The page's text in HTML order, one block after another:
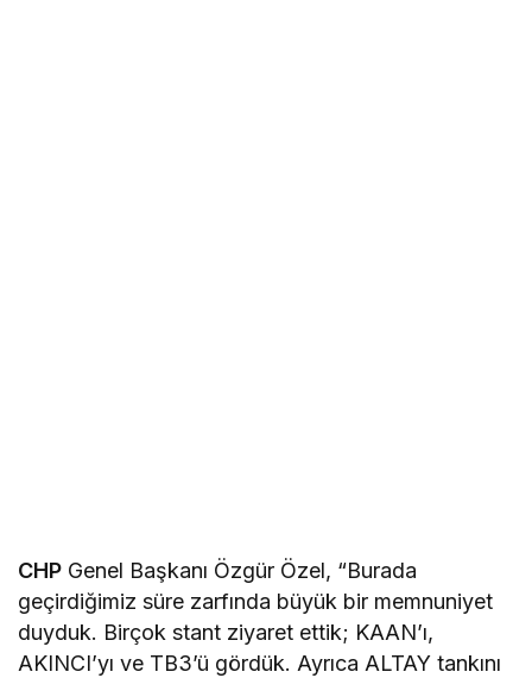
CHP Genel Başkanı Özgür Özel, “Burada
geçirdiğimiz süre zarfında büyük bir memnuniyet
duyduk. Birçok stant ziyaret ettik; KAAN’ı,
AKINCI’yı ve TB3’ü gördük. Ayrıca ALTAY tankını